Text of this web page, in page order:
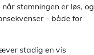
stemningen er løs, og
– både for
stadig en vis